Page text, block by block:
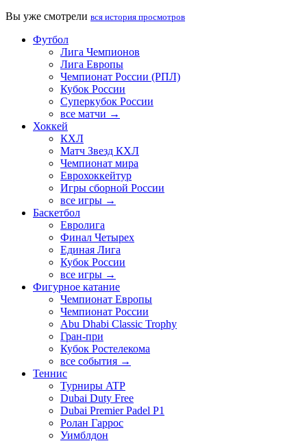
Вы уже смотрели вся история просмотров
Футбол
Лига Чемпионов
Лига Европы
Чемпионат России (РПЛ)
Кубок России
Суперкубок России
все матчи →
Хоккей
КХЛ
Матч Звезд КХЛ
Чемпионат мира
Еврохоккейтур
Игры сборной России
все игры →
Баскетбол
Евролига
Финал Четырех
Единая Лига
Кубок России
все игры →
Фигурное катание
Чемпионат Европы
Чемпионат России
Abu Dhabi Classic Trophy
Гран-при
Кубок Ростелекома
все события →
Теннис
Турниры ATP
Dubai Duty Free
Dubai Premier Padel P1
Ролан Гаррос
Уимблдон